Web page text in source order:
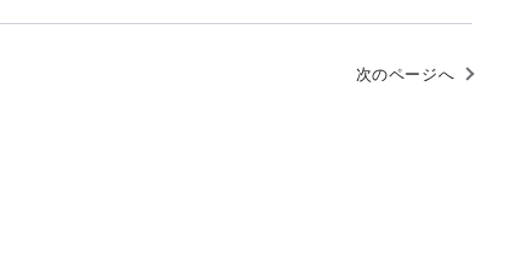
次のページへ